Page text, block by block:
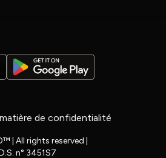
de confidentialité
| All rights reserved |
n° 3451S7